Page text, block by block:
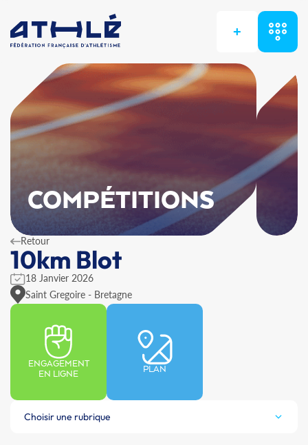
+
COMPÉTITIONS
Retour
10km Blot
18 Janvier 2026
Saint Gregoire - Bretagne
ENGAGEMENT
EN LIGNE
PLAN
Choisir une rubrique